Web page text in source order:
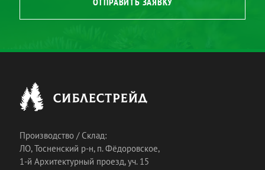
Производство / Склад:
ЛО, Тосненский р-н, п. Фёдоровское,
1-й Архитектурный проезд, уч. 15